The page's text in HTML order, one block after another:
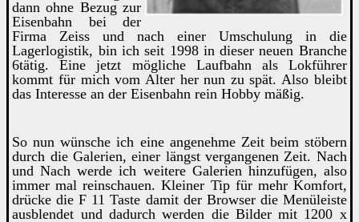
dann ohne Bezug zur
Eisenbahn bei der
Firma Zeiss und nach einer Umschulung in die
Lagerlogistik, bin ich seit 1998 in dieser neuen Branche
6tätig. Eine jetzt mögliche Laufbahn als Lokführer
kommt für mich vom Alter her nun zu spät. Also bleibt
das Interesse an der Eisenbahn rein Hobby mäßig.
Sonun wünsche ich eine angenehme Zeit beim stöbern
durch die Galerien, einer längst vergangenen Zeit. Nach
und Nach werde ich weitere Galerien hinzufügen, also
immer mal reinschauen. Kleiner Tip für mehr Komfort,
drücke die F 11 Taste damit der Browser die Menüleiste
ausblendet und dadurch werden die Bilder mit 1200 x